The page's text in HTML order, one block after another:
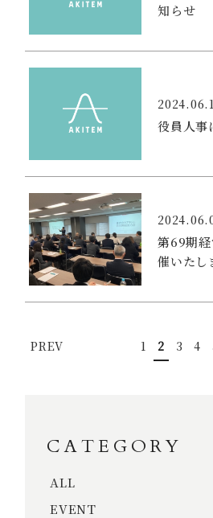
CATEGORY
ALL
EVENT
知らせ
役員人事
第69期
催いたし
1 2 3 4